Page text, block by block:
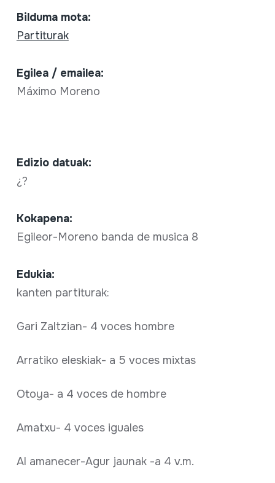
Bilduma mota:
Partiturak
Egilea / emailea:
Máximo Moreno
Edizio datuak:
¿?
Kokapena:
Egileor-Moreno banda de musica 8
Edukia:
kanten partiturak:
Gari Zaltzian- 4 voces hombre
Arratiko eleskiak- a 5 voces mixtas
Otoya- a 4 voces de hombre
Amatxu- 4 voces iguales
Al amanecer-Agur jaunak -a 4 v.m.